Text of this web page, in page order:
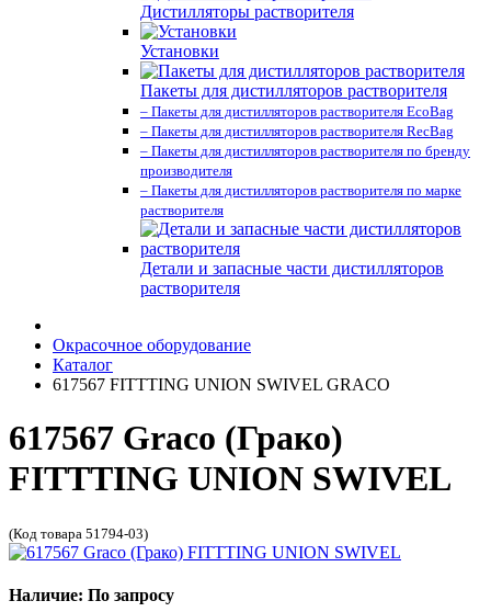
Дистилляторы растворителя
Установки
Пакеты для дистилляторов растворителя
– Пакеты для дистилляторов растворителя EcoBag
– Пакеты для дистилляторов растворителя RecBag
– Пакеты для дистилляторов растворителя по бренду
производителя
– Пакеты для дистилляторов растворителя по марке
растворителя
Детали и запасные части дистилляторов
растворителя
Окрасочное оборудование
Каталог
617567 FITTTING UNION SWIVEL GRACO
617567 Graco (Грако)
FITTTING UNION SWIVEL
(Код товара 51794-03)
Наличие: По запросу